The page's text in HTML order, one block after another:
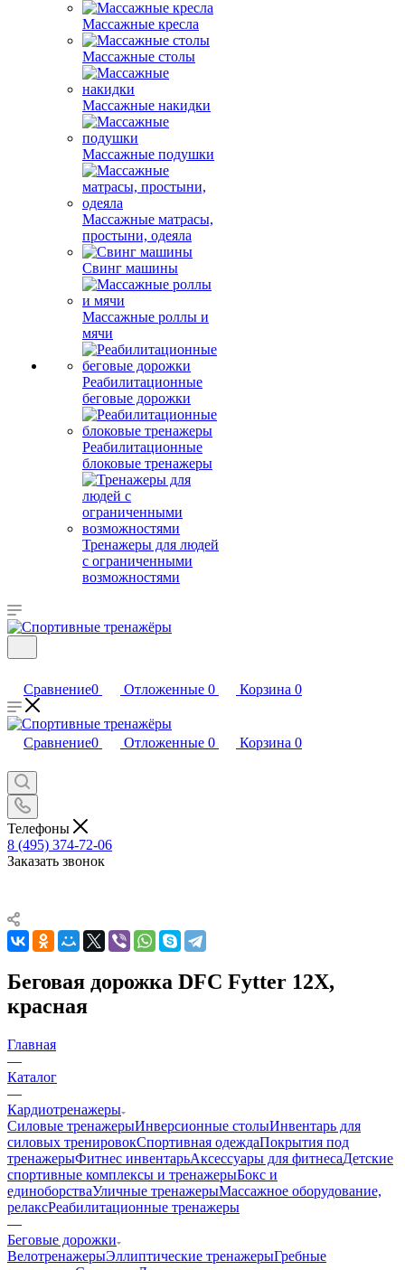
Массажные кресла
Массажные столы
Массажные накидки
Массажные подушки
Массажные матрасы,
простыни, одеяла
Свинг машины
Массажные роллы и
мячи
Реабилитационные
беговые дорожки
Реабилитационные
блоковые тренажеры
Тренажеры для людей
с ограниченными
возможностями
Сравнение0 Отложенные 0 Корзина 0
Сравнение0 Отложенные 0 Корзина 0
Телефоны
8 (495) 374-72-06
Заказать звонок
Беговая дорожка DFC Fytter 12X,
красная
Главная
—
Каталог
—
Кардиотренажеры
Силовые тренажерыИнверсионные столыИнвентарь для
силовых тренировокСпортивная одеждаПокрытия под
тренажерыФитнес инвентарьАксессуары для фитнесаДетские
спортивные комплексы и тренажерыБокс и
единоборстваУличные тренажерыМассажное оборудование,
релаксРеабилитационные тренажеры
—
Беговые дорожки
ВелотренажерыЭллиптические тренажерыГребные